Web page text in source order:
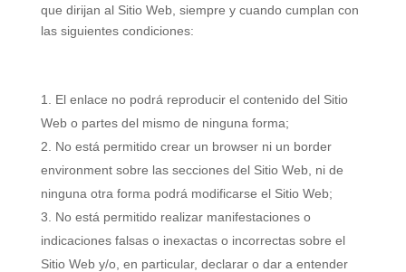
que dirijan al Sitio Web, siempre y cuando cumplan con
las siguientes condiciones:
El enlace no podrá reproducir el contenido del Sitio
Web o partes del mismo de ninguna forma;
No está permitido crear un browser ni un border
environment sobre las secciones del Sitio Web, ni de
ninguna otra forma podrá modificarse el Sitio Web;
No está permitido realizar manifestaciones o
indicaciones falsas o inexactas o incorrectas sobre el
Sitio Web y/o, en particular, declarar o dar a entender